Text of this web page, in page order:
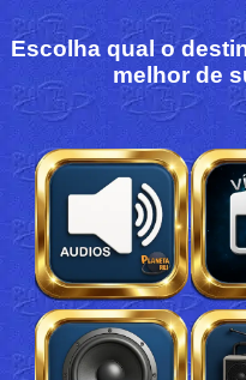
Escolha qual o
melhor de